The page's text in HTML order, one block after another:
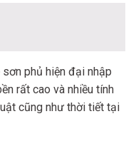
phủ hiện đại nhập
rất cao và nhiều tính
cũng như thời tiết tại